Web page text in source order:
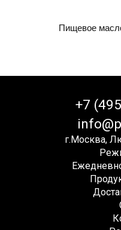
Пищевое
+7
г.Москва,